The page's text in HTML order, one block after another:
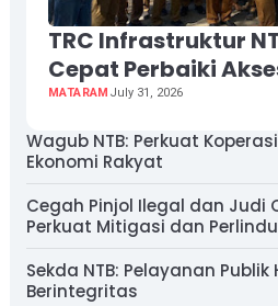
TRC Infrastruktur
Cepat Perbaiki
MATARAM July 31, 2026
Wagub NTB: Perkuat
Ekonomi Rakyat
Cegah Pinjol Ilegal dan Judi
Perkuat Mitigasi dan
Sekda NTB: Pelayanan
Berintegritas